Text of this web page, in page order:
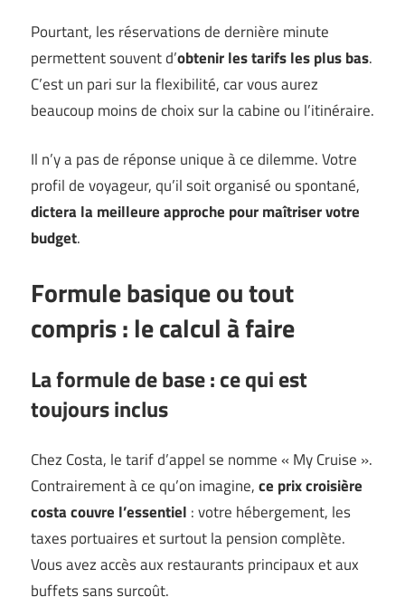
Pourtant, les réservations de dernière minute
permettent souvent d’obtenir les tarifs les plus bas.
C’est un pari sur la flexibilité, car vous aurez
beaucoup moins de choix sur la cabine ou l’itinéraire.
Il n’y a pas de réponse unique à ce dilemme. Votre
profil de voyageur, qu’il soit organisé ou spontané,
dictera la meilleure approche pour maîtriser votre
budget.
Formule basique ou tout
compris : le calcul à faire
La formule de base : ce qui est
toujours inclus
Chez Costa, le tarif d’appel se nomme « My Cruise ».
Contrairement à ce qu’on imagine,ce prix croisière
costa couvre l’essentiel : votre hébergement, les
taxes portuaires et surtout la pension complète.
Vous avez accès aux restaurants principaux et aux
buffets sans surcoût.